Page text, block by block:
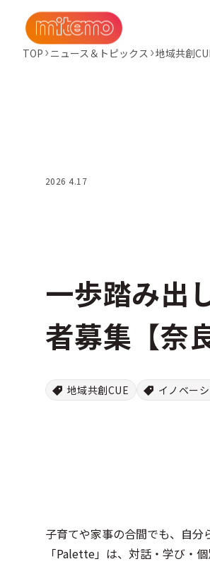
TOP ニュース＆トピックス 地域共創
2026 4.17
一歩踏み出
者募集【奈
地域共創CUE イノベー
子育てや家事の合間でも、自分
「Palette」は、対話・学び・